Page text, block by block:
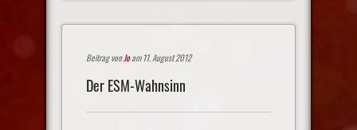
Beitrag vonJoam 11. August 2012
Der ESM-Wahnsinn